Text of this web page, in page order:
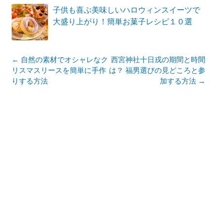
子供も喜ぶ美味しいハロウィンスイーツで
大盛り上がり！簡単お菓子レシピ１０選
投
稿
ナ
← 自然の素材でオシャレなク
リスマスリースを簡単に手作
りする方法
西宮神社十日戎の期間と時間
は？ 福男選びの見どころと参
加する方法 →